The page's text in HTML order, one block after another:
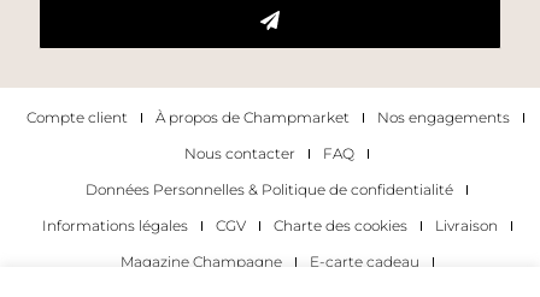
Compte client À propos de Champmarket
Nos engagements
Nous contacter
FAQ
Données Personnelles & Politique de confidentialité
Informations légales
CGV Charte des cookies
Livraison
Magazine Champagne
E-carte cadeau